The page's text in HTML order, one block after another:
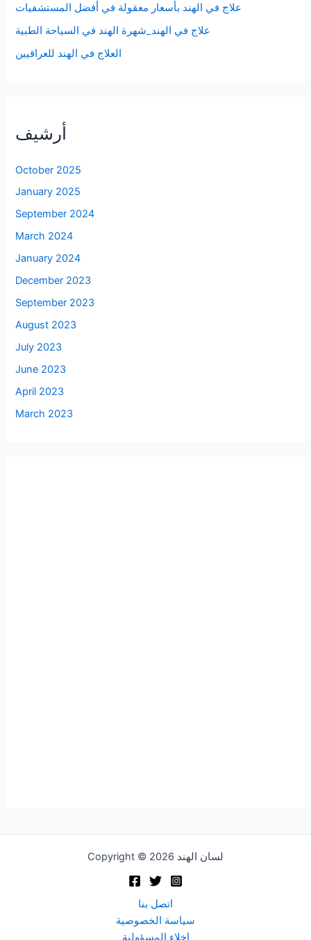
علاج في الهند بأسعار معقولة في أفضل المستشفيات
علاج في الهند_شهرة الهند في السياحة الطبية
العلاج في الهند للعراقيين
أرشيف
October 2025
January 2025
September 2024
March 2024
January 2024
December 2023
September 2023
August 2023
July 2023
June 2023
April 2023
March 2023
Copyright © 2026 لسان الهند
اتصل بنا
سياسة الخصوصية
إخلاء المسؤولية